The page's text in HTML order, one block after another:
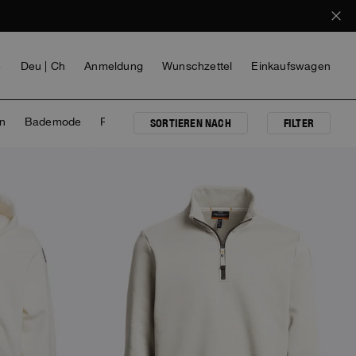
INVISIBLE CITIES
INVISIBLE CITIES
VOICES FROM ANY COAST
Deu | Ch Anmeldung Wunschzettel Einkaufswagen
Bademode Parka-JackeSORTIEREN NACH FILTER